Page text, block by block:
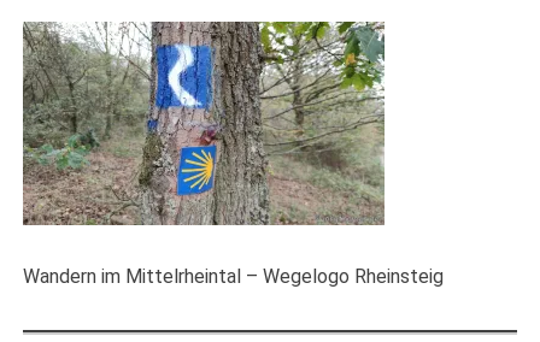
Wandern im Mittelrheintal – Wegelogo Rheinsteig